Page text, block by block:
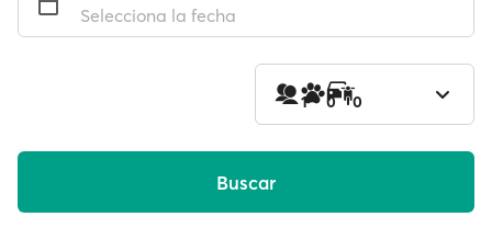
Selecciona la fecha
1 0 0
Buscar